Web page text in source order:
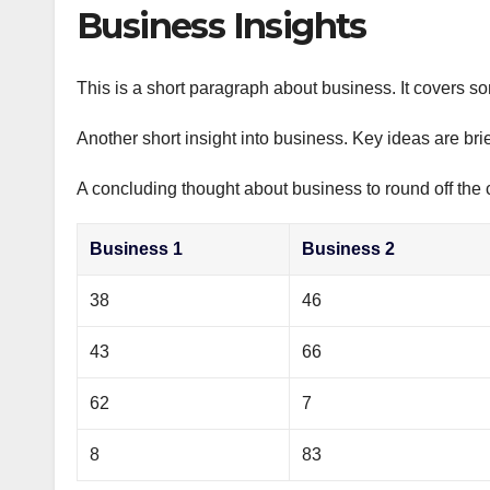
Business Insights
This is a short paragraph about business. It covers
Another short insight into business. Key ideas are
A concluding thought about business to round off the
Business 1 Business 2
38 46
43 66
62 7
8 83